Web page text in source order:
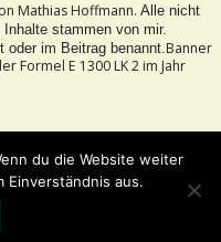
Mathias Hoffmann. Alle nicht
stammen von mir.
oder im Beitrag benannt.Banner
Formel E 1300 LK 2 im Jahr
du die Website weiter
aus.